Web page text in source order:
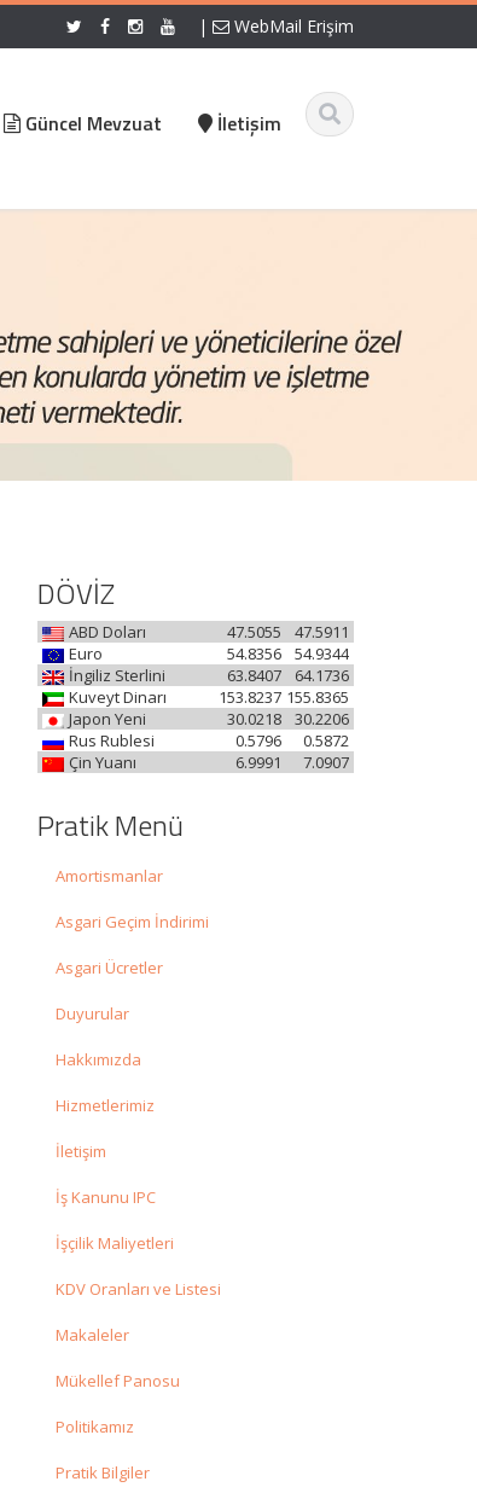
| WebMail Erişim
Güncel Mevzuat İletişim
DÖVİZ
ABD Doları 47.5911
47.5055
Euro
54.9344
54.8356
İngiliz Sterlini
64.1736
63.8407
Kuveyt Dinarı
155.8365
153.8237
Japon Yeni
30.2206
30.0218
Rus Rublesi
0.5872
0.5796
Çin Yuanı
7.0907
6.9991
Pratik Menü
Amortismanlar
Asgari Geçim İndirimi
Asgari Ücretler
Duyurular
Hakkımızda
Hizmetlerimiz
İletişim
İş Kanunu IPC
İşçilik Maliyetleri
KDV Oranları ve Listesi
Makaleler
Mükellef Panosu
Politikamız
Pratik Bilgiler